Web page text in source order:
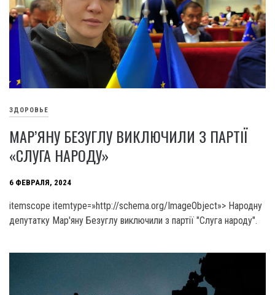
ЗДОРОВЬЕ
МАР’ЯНУ БЕЗУГЛУ ВИКЛЮЧИЛИ З ПАРТІЇ
«СЛУГА НАРОДУ»
6 ФЕВРАЛЯ, 2024
itemscope itemtype=»http://schema.org/ImageObject»> Народну
депутатку Мар'яну Безуглу виключили з партії "Слуга народу".